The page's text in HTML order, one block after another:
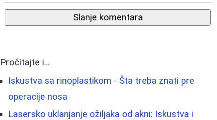
Slanje komentara
Pročitajte i...
Iskustva sa rinoplastikom - Šta treba znati pre
operacije nosa
Lasersko uklanjanje ožiljaka od akni: Iskustva i